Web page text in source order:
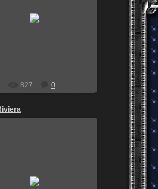
827 0
New York, 07.09.2009